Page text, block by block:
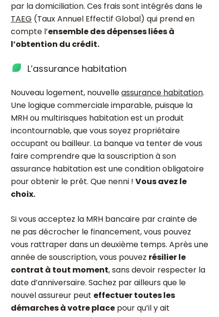
par la domiciliation. Ces frais sont intégrés dans le
TAEG (Taux Annuel Effectif Global) qui prend en
compte l’ensembledes dépenses liées à
l’obtention du crédit.
L’assurance habitation
Nouveau logement, nouvelleassurance habitation.
Une logique commerciale imparable, puisque la
MRH ou multirisques habitation est un produit
incontournable, que vous soyez propriétaire
occupant ou bailleur. La banque va tenter de vous
faire comprendre que la souscription à son
assurance habitation est une condition obligatoire
pour obtenir le prêt. Que nenni ! Vous avez le
choix.
Si vous acceptez la MRH bancaire par crainte de
ne pas décrocher le financement, vous pouvez
vous rattraper dans un deuxième temps. Après une
année de souscription, vous pouvez résilier le
contrat à tout moment, sans devoir respecter la
date d’anniversaire. Sachez par ailleurs que le
nouvel assureur peut effectuer toutes les
démarches à votre place pour qu’il y ait